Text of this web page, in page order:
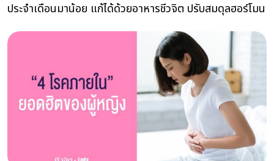
ประจำเดือนมาน้อย แก้ได้ด้วยอาหารชีวจิต ปรับสมดุลฮอร์โมน